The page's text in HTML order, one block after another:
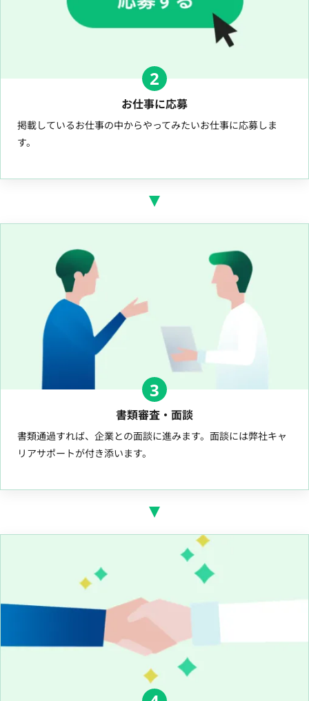
2
お仕事に応募
掲載しているお仕事の中からやってみたいお仕事に応募しま
す。
3
書類審査・面談
書類通過すれば、企業との面談に進みます。面談には弊社キャ
リアサポートが付き添います。